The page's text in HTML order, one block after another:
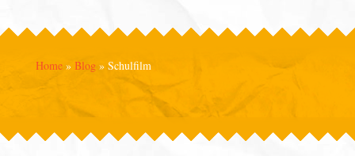
Home » Blog » Schulfilm